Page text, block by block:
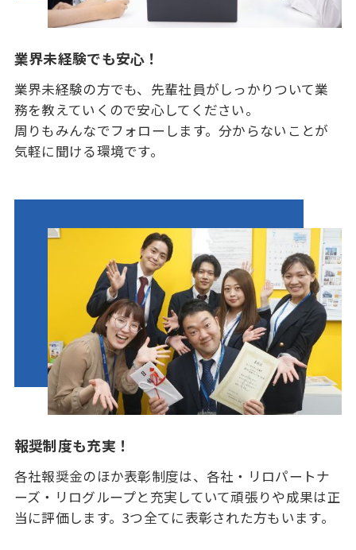
業界未経験でも安心！
業界未経験の方でも、先輩社員がしっかりついて業
務を教えていくので安心してください。
周りもみんなでフォローします。分からないことが
気軽に聞ける環境です。
報奨制度も充実！
各社報奨金のほか表彰制度は、各社・リロパートナ
ーズ・リログループと充実していて頑張りや成果は正
当に評価します。3つ全てに表彰された方もいます。